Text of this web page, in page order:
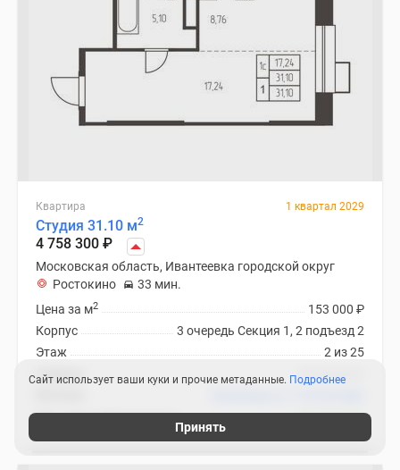
Квартира 1 квартал 2029
Студия 31.10 м2
4 758 300 ₽
Московская область, Ивантеевка городской округ
Ростокино
33 мин.
153 000 ₽
Цена за м2
3 очередь Секция 1, 2 подъезд 2
Корпус
2 из 25
Этаж
нет данных
Отделка
ЖК «Новая Ивантеевка»
Сайт использует ваши куки и прочие метаданные. Подробнее
Принять